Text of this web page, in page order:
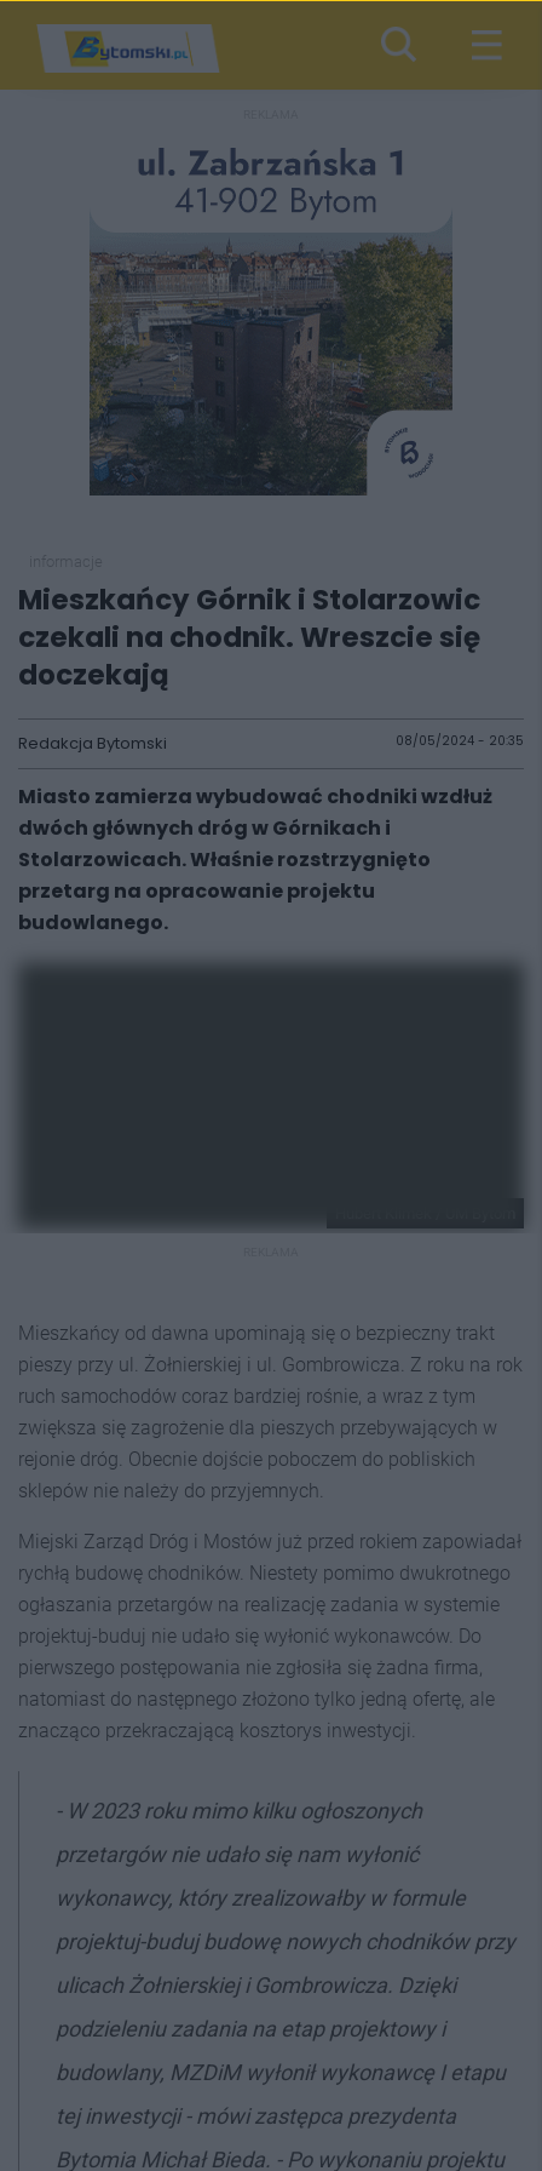
Mieszkańcy Górnik i Stolarzowic
czekali na chodnik. Wreszcie się
doczekają
Redakcja Bytomski 08/05/2024 - 20:35
Miasto zamierza wybudować chodniki wzdłuż
dwóch głównych dróg w Górnikach i
Stolarzowicach. Właśnie rozstrzygnięto
przetarg na opracowanie projektu
budowlanego.
Mieszkańcy od dawna upominają się o bezpieczny trakt
pieszy przy ul. Żołnierskiej i ul. Gombrowicza. Z roku na rok
ruch samochodów coraz bardziej rośnie, a wraz z tym
zwiększa się zagrożenie dla pieszych przebywających w
rejonie dróg. Obecnie dojście poboczem do pobliskich
sklepów nie należy do przyjemnych.
Miejski Zarząd Dróg i Mostów już przed rokiem zapowiadał
rychłą budowę chodników. Niestety pomimo dwukrotnego
ogłaszania przetargów na realizację zadania w systemie
projektuj-buduj nie udało się wyłonić wykonawców. Do
pierwszego postępowania nie zgłosiła się żadna firma,
natomiast do następnego złożono tylko jedną ofertę, ale
znacząco przekraczającą kosztorys inwestycji.
- W 2023 roku mimo kilku ogłoszonych
przetargów nie udało się nam wyłonić
wykonawcy, który zrealizowałby w formule
projektuj-buduj budowę nowych chodników przy
ulicach Żołnierskiej i Gombrowicza. Dzięki
podzieleniu zadania na etap projektowy i
budowlany, MZDiM wyłonił wykonawcę I etapu
tej inwestycji - mówi zastępca prezydenta
Bytomia Michał Bieda. - Po wykonaniu projektu